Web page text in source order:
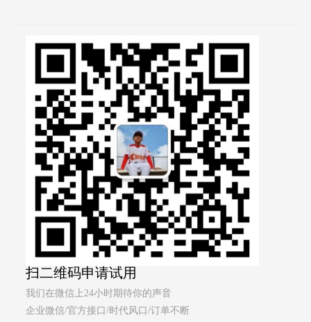
扫二维码申请试用
我们在微信上24小时期待你的声音
企业微信/官方接口/时代风口/订单不断